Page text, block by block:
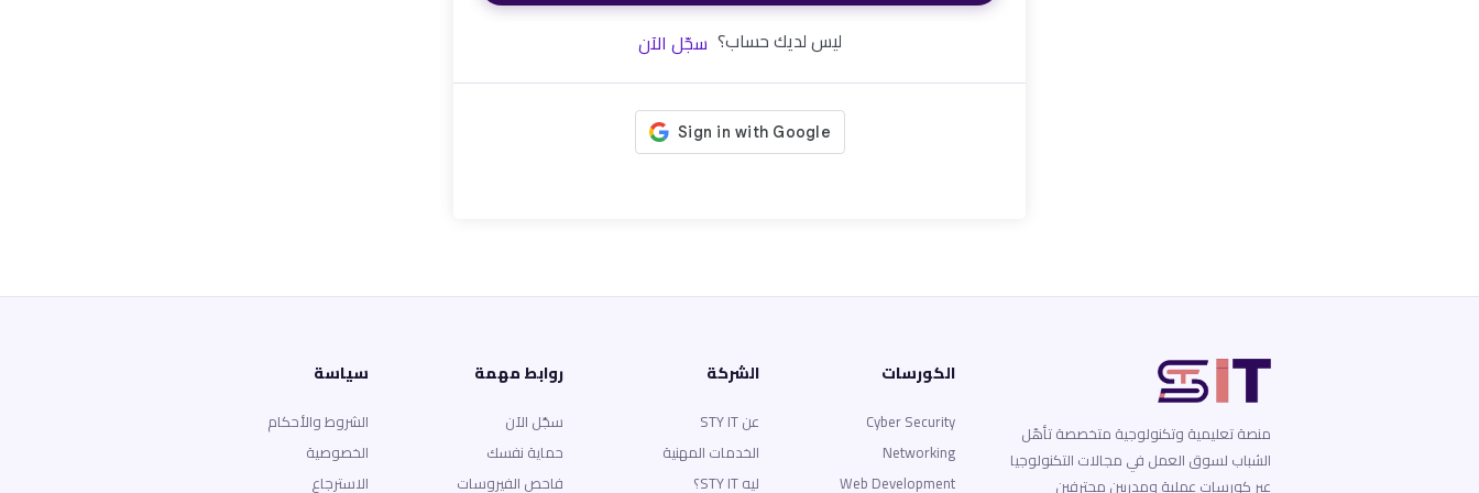
ليس لديك حساب؟ سجّل الآن
منصة تعليمية وتكنولوجية متخصصة تأهّل
الشباب لسوق العمل في مجالات التكنولوجيا
عبر كورسات عملية ومدربين محترفين
الكورسات
Cyber Security
Networking
Web Development
الشركة
عن STY IT
الخدمات المهنية
ليه STY IT؟
روابط مهمة
سجّل الآن
حماية نفسك
فاحص الفيروسات
سياسة
الشروط والأحكام
الخصوصية
الاسترجاع